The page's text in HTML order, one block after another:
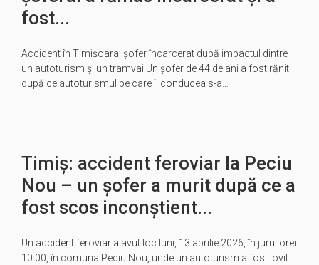
fost...
Accident în Timișoara: șofer încarcerat după impactul dintre
un autoturism și un tramvai Un șofer de 44 de ani a fost rănit
după ce autoturismul pe care îl conducea s-a…
Timiș: accident feroviar la Peciu
Nou – un șofer a murit după ce a
fost scos inconștient...
Un accident feroviar a avut loc luni, 13 aprilie 2026, în jurul orei
10:00, în comuna Peciu Nou, unde un autoturism a fost lovit